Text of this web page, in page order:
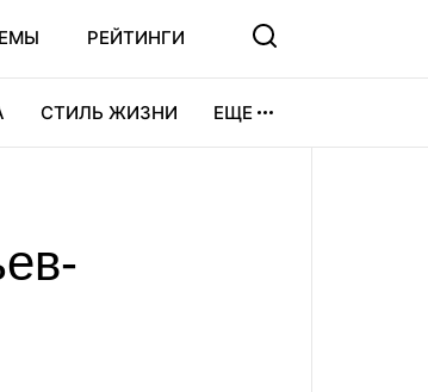
РЕЙТИНГИ
СТИЛЬ ЖИЗНИ ЕЩЕ